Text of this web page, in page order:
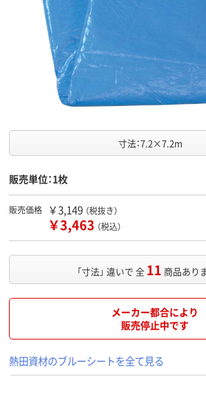
寸法：7.2×7.2m
販売単位：1枚
販売価格 ￥3,149 （税抜き）
￥3,463 （税込）
「寸法」 違いで 全 11 商品あり
メーカー都合により
販売停止中です
熱田資材のブルーシートを全て見る